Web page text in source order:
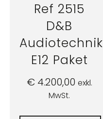
Ref 2515
D&B
Audiotechnik
E12 Paket
€4.200,00 exkl.
MwSt.